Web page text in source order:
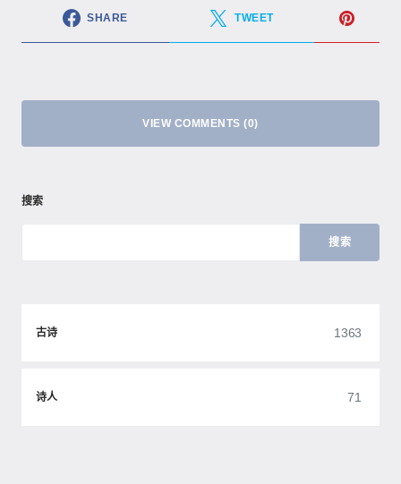
SHARE TWEET
VIEW COMMENTS (0)
搜索
搜索
古诗 1363
诗人 71